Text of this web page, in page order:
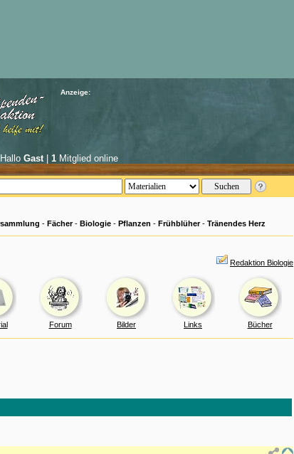
Anzeige:
Hallo Gast| 1 Mitglied online
- Fächer- Biologie - Pflanzen - Frühblüher- Tränendes Herz
Redaktion Biologie
Forum Bilder Links Bücher